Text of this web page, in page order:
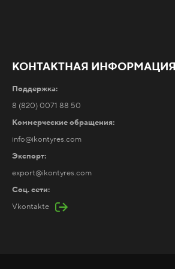
КОНТАКТНАЯ
Поддержка:
8 (820) 0071 88 50
Коммерческие обращения:
info@ikontyres.com
Экспорт:
export@ikontyres.com
Соц. сети:
Vkontakte